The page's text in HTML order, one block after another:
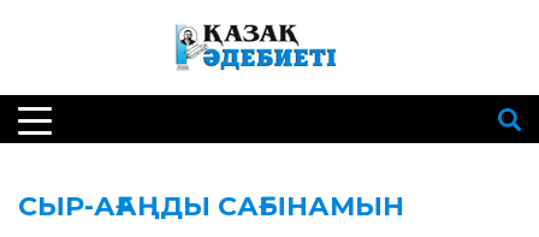
СЫР-АҒАҢДЫ САҒЫНАМЫН